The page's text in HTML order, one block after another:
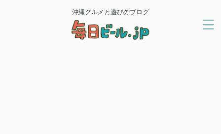
沖縄グルメと遊びのブログ